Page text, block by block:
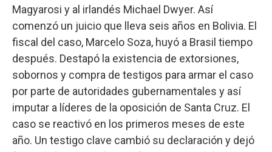
Magyarosi y al irlandés Michael Dwyer. Así
comenzó un juicio que lleva seis años en Bolivia. El
fiscal del caso, Marcelo Soza, huyó a Brasil tiempo
después. Destapó la existencia de extorsiones,
sobornos y compra de testigos para armar el caso
por parte de autoridades gubernamentales y así
imputar a líderes de la oposición de Santa Cruz. El
caso se reactivó en los primeros meses de este
año. Un testigo clave cambió su declaración y dejó